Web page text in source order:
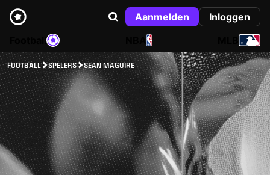
Aanmelden
Inloggen
NBA
FOOTBALL SPELERS SEAN MAGUIRE